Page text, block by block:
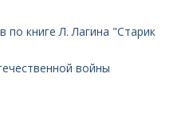
по книге Л. Лагина "Старик
войны